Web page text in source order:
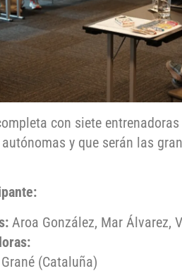
con siete
y que serán las
Aroa González, Mar Álvarez,
(Cataluña)